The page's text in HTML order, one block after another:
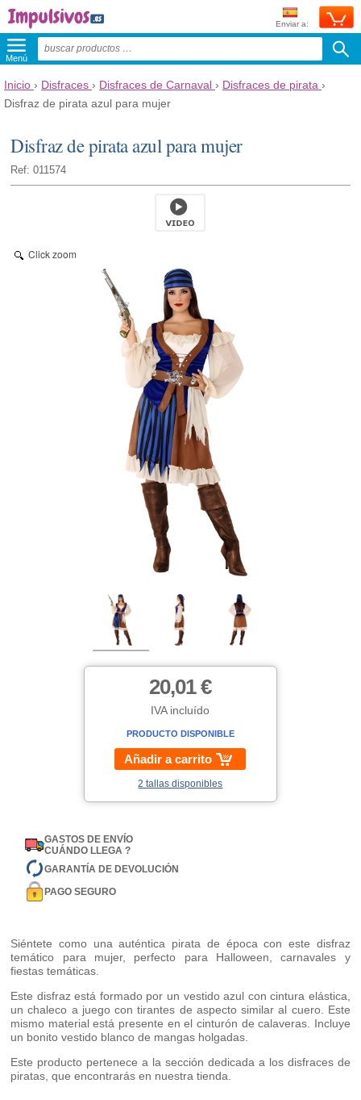
Enviar a:
Menú
Inicio › Disfraces › Disfraces de Carnaval › Disfraces de pirata ›
Disfraz de pirata azul para mujer
Disfraz de pirata azul para mujer
Ref: 011574
Click zoom
20,01 €
IVA incluído
PRODUCTO DISPONIBLE
Añadir a carrito
2 tallas disponibles
GASTOS DE ENVÍO
CUÁNDO LLEGA ?
GARANTÍA DE DEVOLUCIÓN
PAGO SEGURO
Siéntete como una auténtica pirata de época con este disfraz
temático para mujer, perfecto para Halloween, carnavales y
fiestas temáticas.
Este disfraz está formado por un vestido azul con cintura elástica,
un chaleco a juego con tirantes de aspecto similar al cuero. Este
mismo material está presente en el cinturón de calaveras. Incluye
un bonito vestido blanco de mangas holgadas.
Este producto pertenece a la sección dedicada a los disfraces de
piratas, que encontrarás en nuestra tienda.